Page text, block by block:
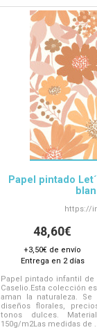
Papel pintado
https://
48,60€
+3,50€ de envío
Entrega en 2 días
Papel pintado infantil
Caselio.Esta colección
aman la naturaleza.
diseños florales,
tonos dulces.
150g/m2Las medidas de